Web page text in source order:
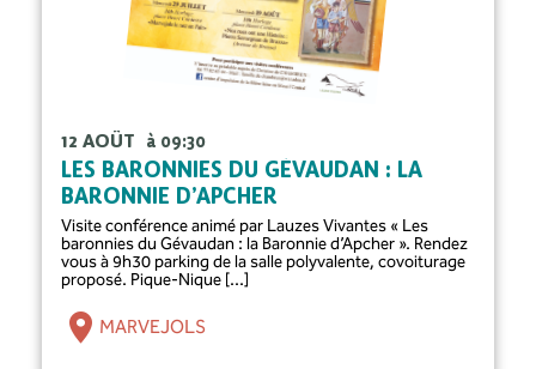
12 AOÛT à 09:30
LES BARONNIES DU GÉVAUDAN : LA
BARONNIE D’APCHER
Visite conférence animé par Lauzes Vivantes « Les
baronnies du Gévaudan : la Baronnie d’Apcher ». Rendez
vous à 9h30 parking de la salle polyvalente, covoiturage
proposé. Pique-Nique [...]
MARVEJOLS